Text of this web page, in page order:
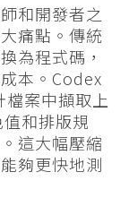
和開發者之
痛點。傳統
為程式碼，
本。Codex
案中擷取上
和排版規
這大幅壓縮
夠更快地測